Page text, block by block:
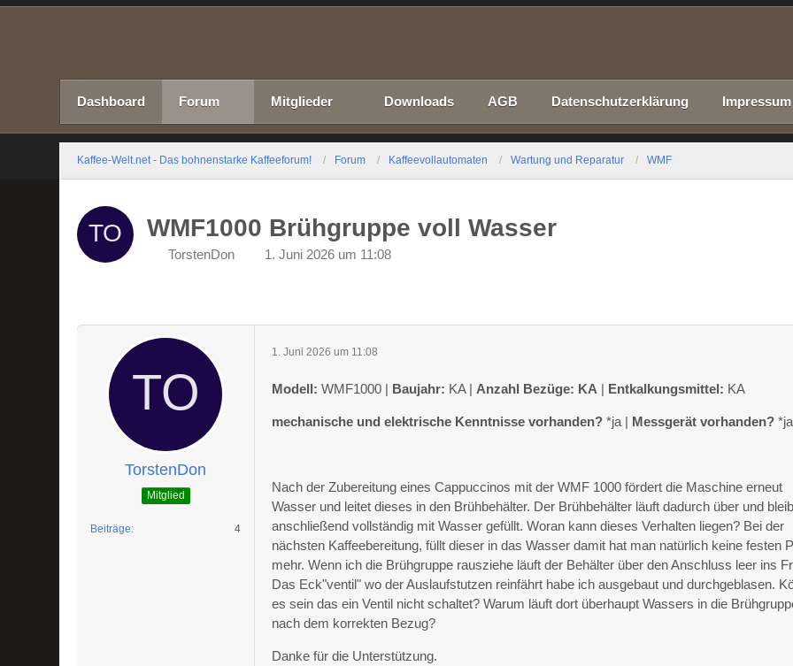
Dashboard Forum Mitglieder Downloads AGB Datenschutzerklärung Impressum
Kaffee-Welt.net - Das bohnenstarke Kaffeeforum! Forum Kaffeevollautomaten Wartung und Reparatur WMF
WMF1000 Brühgruppe voll Wasser
TorstenDon 1. Juni 2026 um 11:08
TorstenDon
Mitglied
Beiträge 4
1. Juni 2026 um 11:08
Modell: WMF1000 | Baujahr: KA | Anzahl Bezüge: KA | Entkalkungsmittel: KA
mechanische und elektrische Kenntnisse vorhanden? *ja | Messgerät vorhanden?*ja
Nach der Zubereitung eines Cappuccinos mit der WMF 1000 fördert die Maschine erneut
Wasser und leitet dieses in den Brühbehälter. Der Brühbehälter läuft dadurch über und
anschließend vollständig mit Wasser gefüllt. Woran kann dieses Verhalten liegen? Bei der
nächsten Kaffeebereitung, füllt dieser in das Wasser damit hat man natürlich keine festen
mehr. Wenn ich die Brühgruppe rausziehe läuft der Behälter über den Anschluss leer ins
Das Eck"ventil" wo der Auslaufstutzen reinfährt habe ich ausgebaut und durchgeblasen.
es sein das ein Ventil nicht schaltet? Warum läuft dort überhaupt Wassers in die
nach dem korrekten Bezug?
Danke für die Unterstützung.